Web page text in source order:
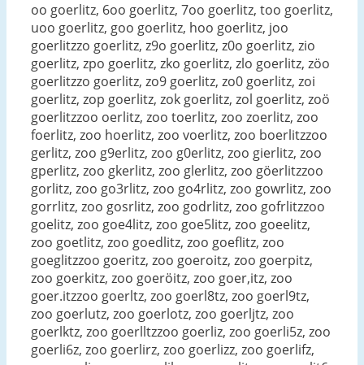
oo goerlitz, 6oo goerlitz, 7oo goerlitz, too goerlitz,
uoo goerlitz, goo goerlitz, hoo goerlitz, joo
goerlitzzo goerlitz, z9o goerlitz, z0o goerlitz, zio
goerlitz, zpo goerlitz, zko goerlitz, zlo goerlitz, zöo
goerlitzzo goerlitz, zo9 goerlitz, zo0 goerlitz, zoi
goerlitz, zop goerlitz, zok goerlitz, zol goerlitz, zoö
goerlitzzoo oerlitz, zoo toerlitz, zoo zoerlitz, zoo
foerlitz, zoo hoerlitz, zoo voerlitz, zoo boerlitzzoo
gerlitz, zoo g9erlitz, zoo g0erlitz, zoo gierlitz, zoo
gperlitz, zoo gkerlitz, zoo glerlitz, zoo göerlitzzoo
gorlitz, zoo go3rlitz, zoo go4rlitz, zoo gowrlitz, zoo
gorrlitz, zoo gosrlitz, zoo godrlitz, zoo gofrlitzzoo
goelitz, zoo goe4litz, zoo goe5litz, zoo goeelitz,
zoo goetlitz, zoo goedlitz, zoo goeflitz, zoo
goeglitzzoo goeritz, zoo goeroitz, zoo goerpitz,
zoo goerkitz, zoo goeröitz, zoo goer,itz, zoo
goer.itzzoo goerltz, zoo goerl8tz, zoo goerl9tz,
zoo goerlutz, zoo goerlotz, zoo goerljtz, zoo
goerlktz, zoo goerlltzzoo goerliz, zoo goerli5z, zoo
goerli6z, zoo goerlirz, zoo goerlizz, zoo goerlifz,